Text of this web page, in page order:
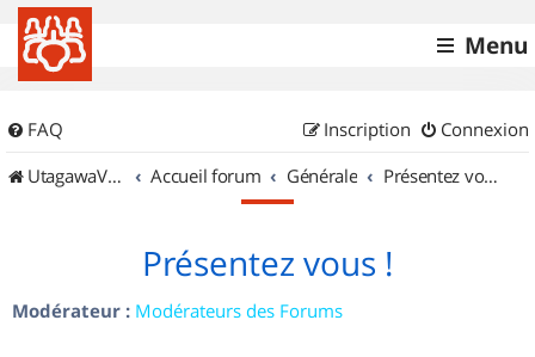
Menu
FAQ Connexion
Inscription
UtagawaVTT (Randos VTT et VTTAE avec traces GPS)
Accueil forum Générale Présentez vous !
Présentez vous !
Modérateur : Modérateurs des Forums